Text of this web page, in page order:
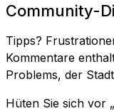
Community-
Tipps?
Kommentare
Problems, der
Hüten Sie sich vor